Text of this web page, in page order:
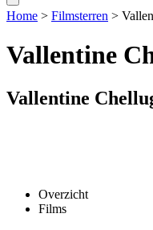
Home > Filmsterren >
Vallentine
Vallentine
Overzicht
Films